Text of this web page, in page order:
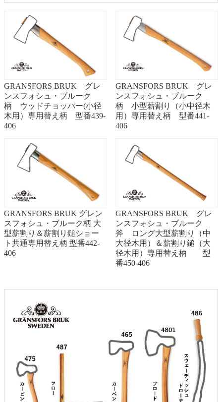
GRANSFORS BRUK グレ
ンスフォシュ・ブルーク
柄 ウッドチョッパー(小径
木用）専用替え柄 型番439-
406
GRANSFORS BRUK グレ
ンスフォシュ・ブルーク
柄 小型薪割り（小中径木
用）専用替え柄 型番441-
406
GRANSFORS BRUK グレン
スフォシュ・ブルーク柄 大
型薪割り＆薪割り鎚ショー
ト共通専用替え柄 型番442-
406
GRANSFORS BRUK グレ
ンスフォシュ・ブルーク
斧 ロング大型薪割り（中
大径木用）＆薪割り鎚（大
径木用）専用替え柄 型
番450-406